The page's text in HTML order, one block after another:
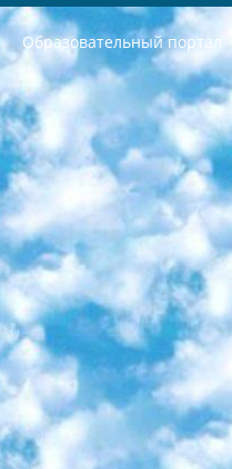
Образовательный портал
РЕСПУБЛИКА УЗБЕКИСТАН МИНИСТРЕРСТВО ДОШКОЛЬНОГО И ШКОЛЬНОГО ОБРАЗОВАНИЯ КОМАНДА в общеобразовательных учреждениях в 2023-2024 учебном году организация и проведение итоговой государственной аттестации обучающихся о Министра дошкольного и школьного образования Республики Узбекистан от 4 марта 2008 года (постановлением Минюста от 20 марта 2008 года № 1778 государственной регистрации) «Итоговое состояние учащихся общего среднего образования на основании положения об утверждении положения об аттестации общего среднего образования выпускной экзамен студентов в образовательных учреждениях в 2023-2024 учебном году В целях организации и прохождения аттестации приказываю: 1. Следующее: перечень предметов, по которым будет проводиться итоговая государственная аттестация и экзамен формы перевода согласно приложению 1; сертификаты международного образца, оценивающие уровень владения иностранными языками перечень согласно приложению 2; 2. Педагогический при специализированных образовательных учреждениях. научно-практический центр квалификации и международной оценки (Д.Давидова) 2024 г. До 25 марта: задания по предметам, по которым будет проводиться итоговая аттестация разработка и утверждение технических условий; итоговая аттестация на основании разработанного предметного задания разработка вопросов по предметам (устно и письменно), экзамен передача; общеобразовательные средние школы и специальные учебные заведения учащиеся выпускных классов школ и интернатов в агентской системе подготовка базы данных экзаменационных материалов и критериев оценки; перевод базы экзаменационных материалов на все языки обучения подать в Республиканский образовательный центр для изготовления; варианты экзаменов на основе разработанных контрольных материалов пусть будут поставлены задачи формирования. 3. Республиканский образовательный центр (Ш.Худайкулов) до 5 апреля 2024 года. до: база данных предоставленных экзаменационных материалов на все языки обучения перевод и экспертиза; для слепых, слабовидящих, глухих, слабослышащих и умственно отсталых детей учащиеся выпускных классов специализированных школ и школ-интернатов база данных экзаменационных материалов на всех преподаваемых языках подготовка критериев оценки; специализированные школы для умственно отсталых детей и технологии для учащихся выпускных классов школ-интернатов разработка соответствующих рекомендаций и критериев проведения ЕГЭ по естествознанию давать задания. 4. Педагогический при специализированных образовательных учреждениях. Научно-практический центр навыков и международной оценки (Д.Давидова), Республика образовательный центр (Худайкулов Ш.) итоговый государственный аттестационный экзамен ориентирован на творческое и логическое мышление при подготовке базы материалов учитывать введение заданий. 5. Следует отметить, что: сертификат государственного образца о знании общеобразовательного предмета и как минимум национальный уровень B1 по предметам на иностранных языках, указанным в Приложении 2. или международно признанный сертификат эквивалентного уровня студенты, изучающие определенный предмет, освобождаются от экзамена; по соответствующим предметам запланирована итоговая государственная аттестация за день до дня, путем жеребьевки Рабочей группой (в письменной форме по предметам, проводимым в форме) из числа сформированных вариантов выбрано 2 варианта; 2 выбранных варианта экзамена анонсированы на официальном сайте министерства и все выпускники по всей стране на основе этих вариантов проводит итоговую государственную аттестацию. 6. Государственное образование учащихся средних общеобразовательных учреждений. знания в соответствии с квалификационными требованиями, которые необходимо приобрести на основании стандартов итоговый (выпускной) контроль для 9 и 11 классов в целях тестирования Экзамены (далее – экзамены) состоят из предметов, перечисленных в приложении 1. будет сделано. 7. Экзамены пройдут с 26 мая по 15 июня 2024 г. (кроме науки физического воспитания). 8. Физическая для учащихся 9 классов общесредних образовательных учреждений. Экзамены по предмету «Образование, квалификация медицина» 1-6 мая 2024 года. сотрудники перевести под присмотр (с отклонениями в физическом или умственном развитии) специализированная школа для детей, школы-интернаты и со сколиозом школы-интернаты санаторного типа для больных детей исключены). 9. Он был слепым, слабовидящим и имел нарушения опорно-двигательного аппарата. экзамены в специализированных школах и интернатах для детей должны проводиться исходя из требований, предъявляемых к общеобразовательным учреждениям (физкультура кроме науки). 10. Специализированная школа для глухих и слабослышащих детей. и экзамены в интернатах и быть реализован в виде письменного теста по математике. 11. Специальность для умственно отсталых детей. Для 9 класса Родной язык и литературное письмо Государственный язык (язык обучения – узбекский). для неклассов) написано Математическое письмо Письменная/устная история Узбекистана Физическое воспитание практично Итоговый контроль Для 11 класса Написание родного языка и литературы (эссе) Математическое письмо Узбекский язык (обучение на узбекском языке) не посещающее общее среднее образование для учреждений)/Образовательное учреждение выбор письменный и устный Иностранный язык письменный/устный Письменная/устная история Узбекистана *По выбору студента:  Химия  Физика  Основы государственного права  География 10 бесплатных